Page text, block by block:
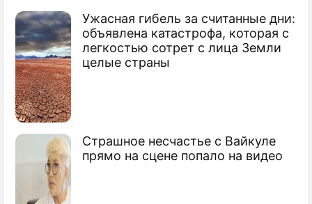
Ужасная гибель за считанные дни:
объявлена катастрофа, которая с
легкостью сотрет с лица Земли
целые страны
Страшное несчастье с Вайкуле
прямо на сцене попало на видео
Фоторепортаж
Дана Борисова вышла в свет после
передозировки